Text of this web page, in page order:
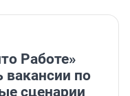
Работе»
вакансии по
сценарии